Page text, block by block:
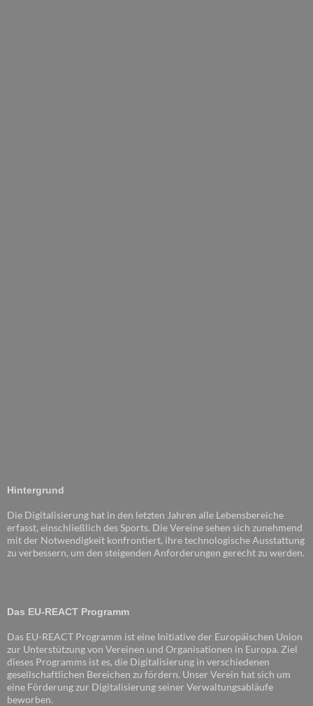
Hintergrund
Die Digitalisierung hat in den letzten Jahren alle Lebensbereiche
erfasst, einschließlich des Sports. Die Vereine sehen sich zunehmend
mit der Notwendigkeit konfrontiert, ihre technologische Ausstattung
zu verbessern, um den steigenden Anforderungen gerecht zu werden.
Das EU-REACT Programm
Das EU-REACT Programm ist eine Initiative der Europäischen Union
zur Unterstützung von Vereinen und Organisationen in Europa. Ziel
dieses Programms ist es, die Digitalisierung in verschiedenen
gesellschaftlichen Bereichen zu fördern. Unser Verein hat sich um
eine Förderung zur Digitalisierung seiner Verwaltungsabläufe
beworben.